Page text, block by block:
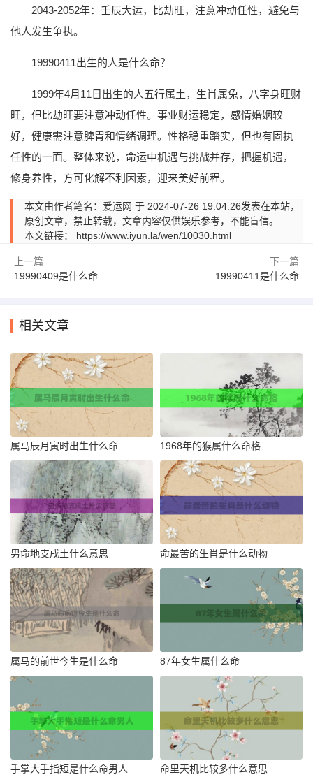
2043-2052年：壬辰大运，比劫旺，注意冲动任性，避免与
他人发生争执。
19990411出生的人是什么命？
1999年4月11日出生的人五行属土，生肖属兔，八字身旺财
旺，但比劫旺要注意冲动任性。事业财运稳定，感情婚姻较
好，健康需注意脾胃和情绪调理。性格稳重踏实，但也有固执
任性的一面。整体来说，命运中机遇与挑战并存，把握机遇，
修身养性，方可化解不利因素，迎来美好前程。
本文由作者笔名：爱运网 于 2024-07-26 19:04:26发表在本站，
原创文章，禁止转载，文章内容仅供娱乐参考，不能盲信。
本文链接： https://www.iyun.la/wen/10030.html
上一篇
19990409是什么命
下一篇
19990411是什么命
相关文章
属马辰月寅时出生什么命 1968年的猴属什么命格
男命地支戌土什么意思 命最苦的生肖是什么动物
属马的前世今生是什么命 87年女生属什么命
手掌大手指短是什么命男人 命里天机比较多什么意思